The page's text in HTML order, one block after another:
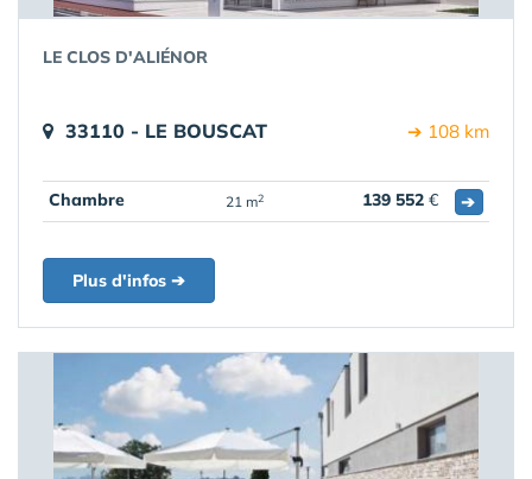
LE CLOS D'ALIÉNOR
33110 - LE BOUSCAT ➔ 108 km
Chambre 21 m2 139 552 € ➔
Plus d'infos ➔